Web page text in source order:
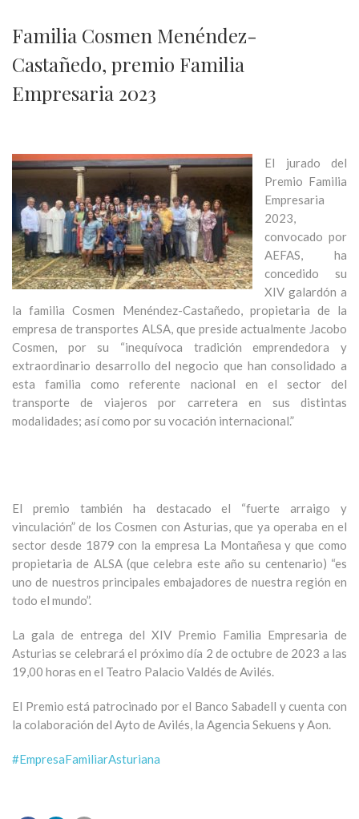
Familia Cosmen Menéndez-
Castañedo, premio Familia
Empresaria 2023
El jurado del
Premio Familia
Empresaria
2023,
convocado por
AEFAS, ha
concedido su
XIV galardón a
la familia Cosmen Menéndez-Castañedo, propietaria de la
empresa de transportes ALSA, que preside actualmente Jacobo
Cosmen, por su “inequívoca tradición emprendedora y
extraordinario desarrollo del negocio que han consolidado a
esta familia como referente nacional en el sector del
transporte de viajeros por carretera en sus distintas
modalidades; así como por su vocación internacional.”
El premio también ha destacado el “fuerte arraigo y
vinculación” de los Cosmen con Asturias, que ya operaba en el
sector desde 1879 con la empresa La Montañesa y que como
propietaria de ALSA (que celebra este año su centenario) “es
uno de nuestros principales embajadores de nuestra región en
todo el mundo”.
La gala de entrega del XIV Premio Familia Empresaria de
Asturias se celebrará el próximo día 2 de octubre de 2023 a las
19,00 horas en el Teatro Palacio Valdés de Avilés.
El Premio está patrocinado por el Banco Sabadell y cuenta con
la colaboración del Ayto de Avilés, la Agencia Sekuens y Aon.
#EmpresaFamiliarAsturiana